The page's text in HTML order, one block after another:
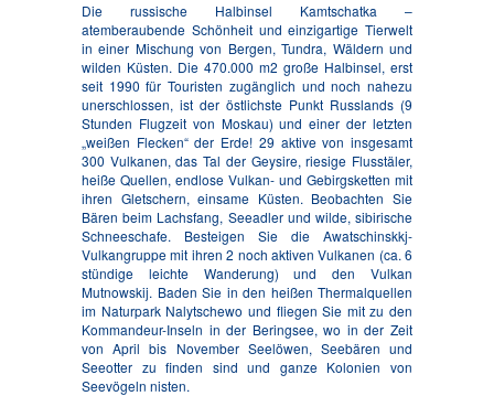
Die russische Halbinsel Kamtschatka –
atemberaubende Schönheit und einzigartige Tierwelt
in einer Mischung von Bergen, Tundra, Wäldern und
wilden Küsten. Die 470.000 m2 große Halbinsel, erst
seit 1990 für Touristen zugänglich und noch nahezu
unerschlossen, ist der östlichste Punkt Russlands (9
Stunden Flugzeit von Moskau) und einer der letzten
„weißen Flecken“ der Erde! 29 aktive von insgesamt
300 Vulkanen, das Tal der Geysire, riesige Flusstäler,
heiße Quellen, endlose Vulkan- und Gebirgsketten mit
ihren Gletschern, einsame Küsten. Beobachten Sie
Bären beim Lachsfang, Seeadler und wilde, sibirische
Schneeschafe. Besteigen Sie die Awatschinskkj-
Vulkangruppe mit ihren 2 noch aktiven Vulkanen (ca. 6
stündige leichte Wanderung) und den Vulkan
Mutnowskij. Baden Sie in den heißen Thermalquellen
im Naturpark Nalytschewo und fliegen Sie mit zu den
Kommandeur-Inseln in der Beringsee, wo in der Zeit
von April bis November Seelöwen, Seebären und
Seeotter zu finden sind und ganze Kolonien von
Seevögeln nisten.